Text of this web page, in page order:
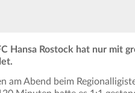
Hansa Rostock hat nur mit
am Abend beim